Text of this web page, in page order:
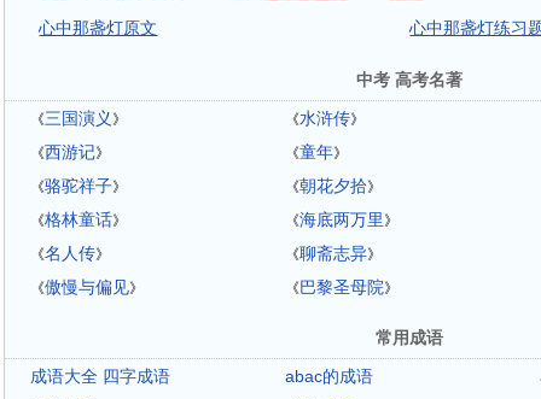
心中那盏灯原文
心中那盏灯练习
中考 高考名著
《三国演义 》 《水浒传》
《西游记》 《童年》
《骆驼祥子》 《朝花夕拾》
《格林童话》 《海底两万里 》
《名人传》 《聊斋志异》
《傲慢与偏见》 《巴黎圣母院》
常用成语
成语大全 四字成语
abac的成语